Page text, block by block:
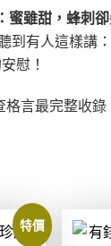
蜜雖甜，蜂刺卻
到有人這樣講
慰！
言最完整收錄
特價